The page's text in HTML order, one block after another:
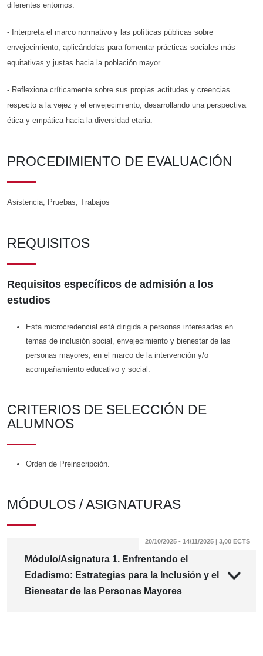
diferentes entornos.
- Interpreta el marco normativo y las políticas públicas sobre
envejecimiento, aplicándolas para fomentar prácticas sociales más
equitativas y justas hacia la población mayor.
- Reflexiona críticamente sobre sus propias actitudes y creencias
respecto a la vejez y el envejecimiento, desarrollando una perspectiva
ética y empática hacia la diversidad etaria.
PROCEDIMIENTO DE EVALUACIÓN
Asistencia, Pruebas, Trabajos
REQUISITOS
Requisitos específicos de admisión a los
estudios
Esta microcredencial está dirigida a personas interesadas en
temas de inclusión social, envejecimiento y bienestar de las
personas mayores, en el marco de la intervención y/o
acompañamiento educativo y social.
CRITERIOS DE SELECCIÓN DE
ALUMNOS
Orden de Preinscripción.
MÓDULOS / ASIGNATURAS
Módulo/Asignatura 1. Enfrentando el
Edadismo: Estrategias para la Inclusión y el
Bienestar de las Personas Mayores
20/10/2025 - 14/11/2025 | 3,00 ECTS